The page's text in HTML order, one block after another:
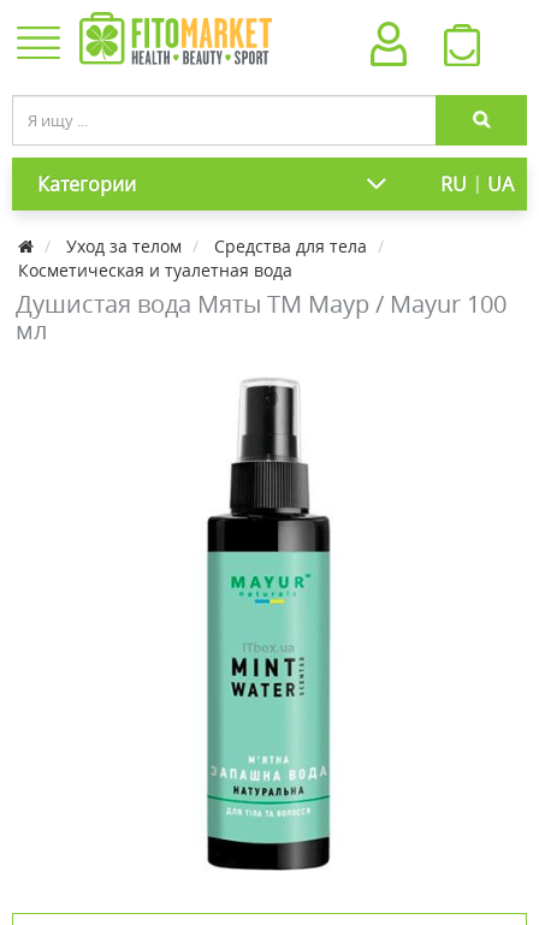
Категории RU | UA
Уход за телом
Средства для тела
Косметическая и туалетная вода
Душистая вода Мяты TM Маур / Mayur 100
мл